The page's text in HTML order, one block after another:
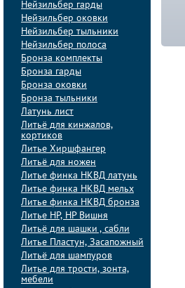
Нейзильбер гарды
Нейзильбер оковки
Нейзильбер тыльники
Нейзильбер полоса
Бронза комплекты
Бронза гарды
Бронза оковки
Бронза тыльники
Латунь лист
Литьё для кинжалов,
кортиков
Литье Хиршфангер
Литьё для ножен
Литье финка НКВД латунь
Литье финка НКВД мельх
Литье финка НКВД бронза
Литье НР, НР Вишня
Литьё для шашки , сабли
Литье Пластун, Засапожный
Литьё для шампуров
Литье для трости, зонта,
мебели